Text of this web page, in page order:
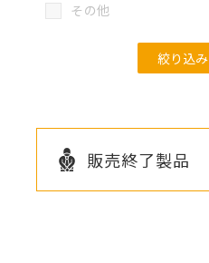
その他
絞り込み
販売終了製品